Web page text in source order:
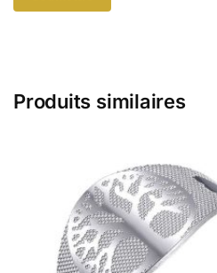
Produits similaires